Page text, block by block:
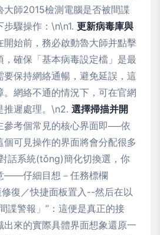
大師2015檢測電腦是否被間諜
驟操作：\n\n1. 更新病毒庫與
開始前，務必啟動魯大師并點擊
，確保「基本病毒設定檔」是最
要保持網絡通暢，避免延誤，這
。網絡不通的情況下，可在官網
推遲處理。\n2. 選擇掃描并開
參考個常見的核心界面即──依
可見操作的界面將會分配很多
系統(tǒng)簡化切換選，你
——仔細目想－任務標欄
復／快捷面板置入--然后在以
諜警報」”：這便是真正的接
出來的實際具體界面想象還原一